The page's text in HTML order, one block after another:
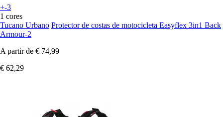
+-3
1 cores
Tucano Urbano Protector de costas de motocicleta Easyflex 3in1 Back
Armour-2
A partir de € 74,99
€ 62,29